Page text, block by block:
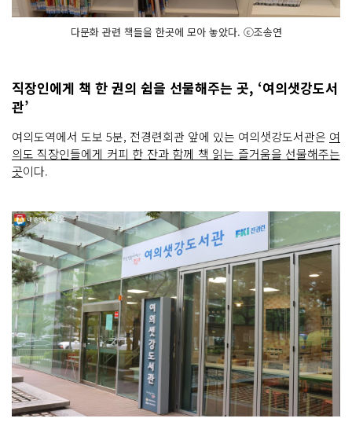
다문화 관련 책들을 한곳에 모아 놓았다. ⓒ조송연
직장인에게 책 한 권의 쉼을 선물해주는 곳, ‘여의샛강도서
관’
여의도역에서 도보 5분, 전경련회관 앞에 있는 여의샛강도서관은 여
의도 직장인들에게 커피 한 잔과 함께 책 읽는 즐거움을 선물해주는
곳이다.